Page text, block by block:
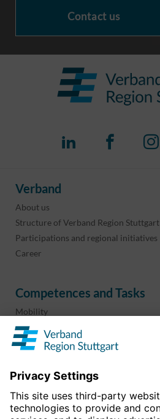
Contact us
Verband
About us
Structure of Verband Region Stuttgart
Participations and regional initiatives
Career
Competences and Tasks
Mobility
Regional planning
Business development
Projects & programs
overview